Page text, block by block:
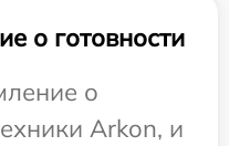
о готовности
о
Arkon, и